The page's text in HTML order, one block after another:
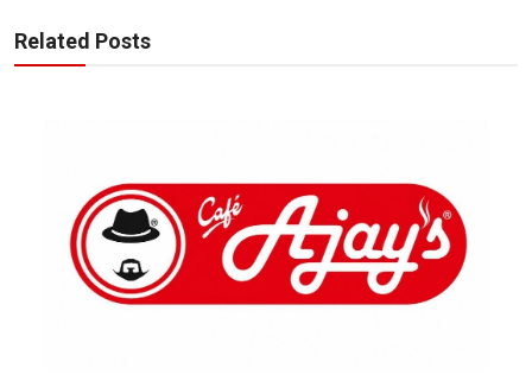
Related Posts